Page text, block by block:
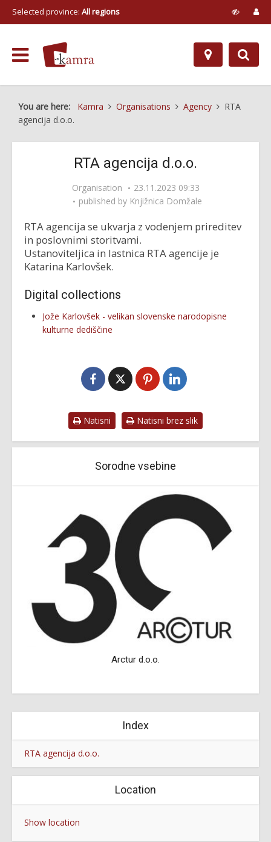
Selected province: All regions
You are here: Kamra Organisations Agency
RTA
agencija d.o.o.
RTA agencija d.o.o.
Organisation
23.11.2023 09:33
published by Knjižnica Domžale
RTA agencija se ukvarja z vodenjem prireditev
in poslovnimi storitvami.
Ustanoviteljica in lastnica RTA agencije je
Katarina Karlovšek.
Digital collections
Jože Karlovšek - velikan slovenske narodopisne
kulturne dediščine
Natisni Natisni brez slik
Sorodne vsebine
Arctur d.o.o.
Index
RTA agencija d.o.o.
Location
Show location